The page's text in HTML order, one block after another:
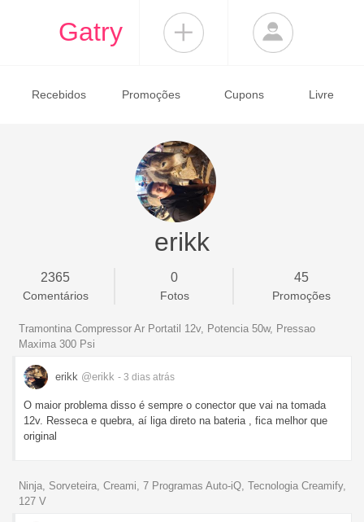
Gatry
Recebidos Promoções Cupons Livre
erikk
2365
Comentários
0
Fotos
45
Promoções
Tramontina Compressor Ar Portatil 12v, Potencia 50w, Pressao
Maxima 300 Psi
erikk @erikk - 3 dias atrás
O maior problema disso é sempre o conector que vai na tomada
12v. Resseca e quebra, aí liga direto na bateria , fica melhor que
original
Ninja, Sorveteira, Creami, 7 Programas Auto-iQ, Tecnologia Creamify,
127 V